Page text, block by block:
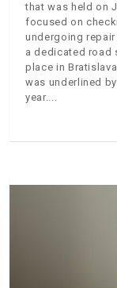
that was held on
focused on
undergoing
a dedicated road
place in
was underlined
year.